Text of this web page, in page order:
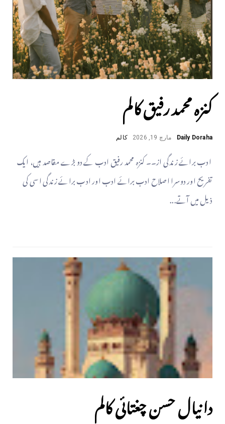
کنزہ محمد رفیق کالم
Daily Doraha مارچ 19, 2026 کالم
ادب برائے زندگی از۔۔ کنزہ محمد رفیق ادب کے دو بڑے مقاصد ہیں، ایک
تفریح اور دوسرا اصلاح ادب برائے ادب اور ادب برائے زندگی اسی کی
ذیل میں آتے...
دانیال حسن چغتائی کالم